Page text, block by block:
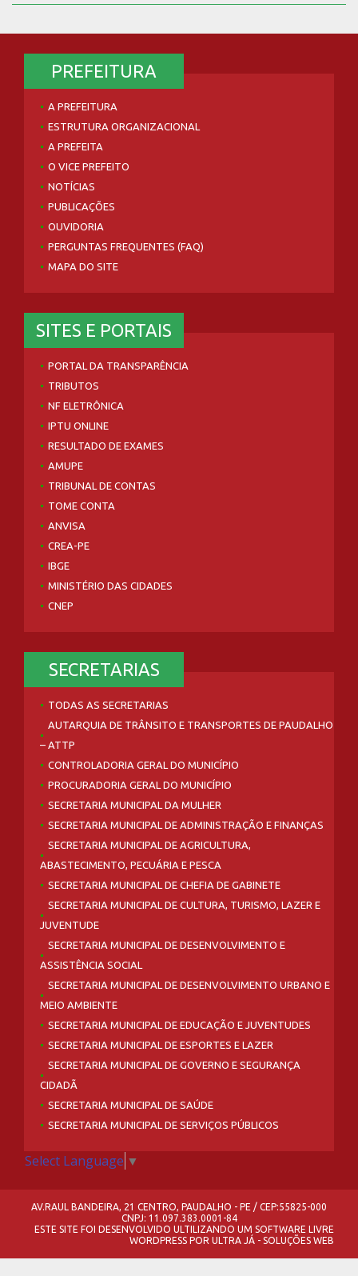
PREFEITURA
A PREFEITURA
ESTRUTURA ORGANIZACIONAL
A PREFEITA
O VICE PREFEITO
NOTÍCIAS
PUBLICAÇÕES
OUVIDORIA
PERGUNTAS FREQUENTES (FAQ)
MAPA DO SITE
SITES E PORTAIS
PORTAL DA TRANSPARÊNCIA
TRIBUTOS
NF ELETRÔNICA
IPTU ONLINE
RESULTADO DE EXAMES
AMUPE
TRIBUNAL DE CONTAS
TOME CONTA
ANVISA
CREA-PE
IBGE
MINISTÉRIO DAS CIDADES
CNEP
SECRETARIAS
TODAS AS SECRETARIAS
AUTARQUIA DE TRÂNSITO E TRANSPORTES DE PAUDALHO
– ATTP
CONTROLADORIA GERAL DO MUNICÍPIO
PROCURADORIA GERAL DO MUNICÍPIO
SECRETARIA MUNICIPAL DA MULHER
SECRETARIA MUNICIPAL DE ADMINISTRAÇÃO E FINANÇAS
SECRETARIA MUNICIPAL DE AGRICULTURA,
ABASTECIMENTO, PECUÁRIA E PESCA
SECRETARIA MUNICIPAL DE CHEFIA DE GABINETE
SECRETARIA MUNICIPAL DE CULTURA, TURISMO, LAZER E
JUVENTUDE
SECRETARIA MUNICIPAL DE DESENVOLVIMENTO E
ASSISTÊNCIA SOCIAL
SECRETARIA MUNICIPAL DE DESENVOLVIMENTO URBANO E
MEIO AMBIENTE
SECRETARIA MUNICIPAL DE EDUCAÇÃO E JUVENTUDES
SECRETARIA MUNICIPAL DE ESPORTES E LAZER
SECRETARIA MUNICIPAL DE GOVERNO E SEGURANÇA
CIDADÃ
SECRETARIA MUNICIPAL DE SAÚDE
SECRETARIA MUNICIPAL DE SERVIÇOS PÚBLICOS
Select Language ▼
AV.RAUL BANDEIRA, 21 CENTRO, PAUDALHO - PE / CEP:55825-000
CNPJ: 11.097.383.0001-84
ESTE SITE FOI DESENVOLVIDO ULTILIZANDO UM SOFTWARE LIVRE
WORDPRESS POR ULTRA JÁ - SOLUÇÕES WEB